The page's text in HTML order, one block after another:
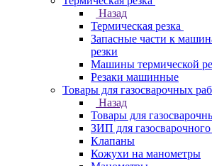
Назад
Термическая резка
Запасные части к
резки
Машины термической
Резаки машинные
Товары для газосварочных
Назад
Товары для
ЗИП для
Клапаны
Кожухи на манометры